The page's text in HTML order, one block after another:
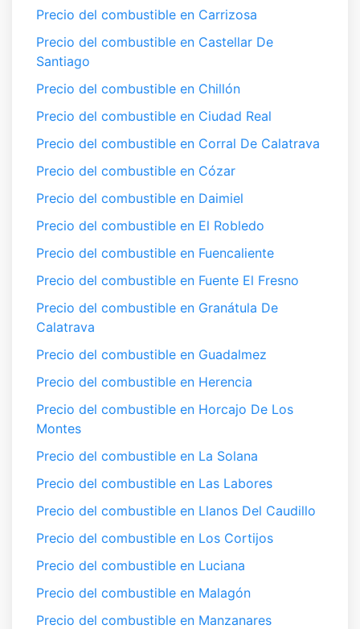
Precio del combustible en Carrizosa
Precio del combustible en Castellar De
Santiago
Precio del combustible en Chillón
Precio del combustible en Ciudad Real
Precio del combustible en Corral De Calatrava
Precio del combustible en Cózar
Precio del combustible en Daimiel
Precio del combustible en El Robledo
Precio del combustible en Fuencaliente
Precio del combustible en Fuente El Fresno
Precio del combustible en Granátula De
Calatrava
Precio del combustible en Guadalmez
Precio del combustible en Herencia
Precio del combustible en Horcajo De Los
Montes
Precio del combustible en La Solana
Precio del combustible en Las Labores
Precio del combustible en Llanos Del Caudillo
Precio del combustible en Los Cortijos
Precio del combustible en Luciana
Precio del combustible en Malagón
Precio del combustible en Manzanares